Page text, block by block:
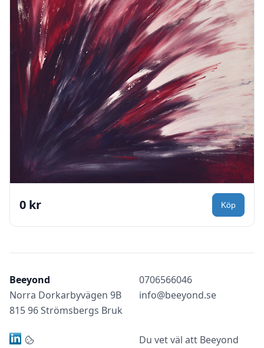
0 kr
Beeyond
Norra Dorkarbyvägen 9B
815 96 Strömsbergs Bruk
0706566046
info@beeyond.se
Du vet väl att Beeyond